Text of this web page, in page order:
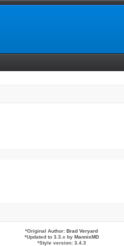
*Original Author: Brad Veryard
*Updated to 3.3.x by MannixMD
*Style version: 3.4.3